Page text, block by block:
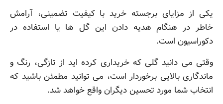
یکی از مزایای برجسته خرید با کیفیت تضمینی، آرامش
خاطر در هنگام هدیه دادن این گل ها یا استفاده در
دکوراسیون است.
وقتی می دانید گلی که خریداری کرده اید از تازگی، رنگ و
ماندگاری بالایی برخوردار است، می توانید مطمئن باشید که
انتخاب شما مورد تحسین دیگران واقع خواهد شد.